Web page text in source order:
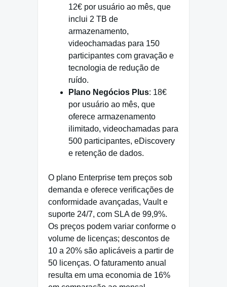
12€ por usuário ao mês, que
inclui 2 TB de
armazenamento,
videochamadas para 150
participantes com gravação e
tecnologia de redução de
ruído.
Plano Negócios Plus: 18€
por usuário ao mês, que
oferece armazenamento
ilimitado, videochamadas para
500 participantes, eDiscovery
e retenção de dados.
O plano Enterprise tem preços sob
demanda e oferece verificações de
conformidade avançadas, Vault e
suporte 24/7, com SLA de 99,9%.
Os preços podem variar conforme o
volume de licenças; descontos de
10 a 20% são aplicáveis a partir de
50 licenças. O faturamento anual
resulta em uma economia de 16%